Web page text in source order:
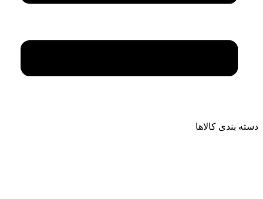
دسته بندی کالاها